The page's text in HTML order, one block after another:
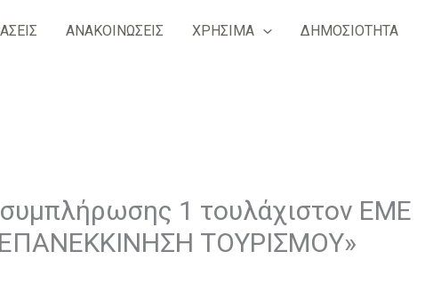
ΑΝΑΚΟΙΝΩΣΕΙΣ ΧΡΗΣΙΜΑ ΔΗΜΟΣΙΟΤΗΤΑ
1 τουλάχιστον ΕΜΕ
ΤΟΥΡΙΣΜΟΥ»